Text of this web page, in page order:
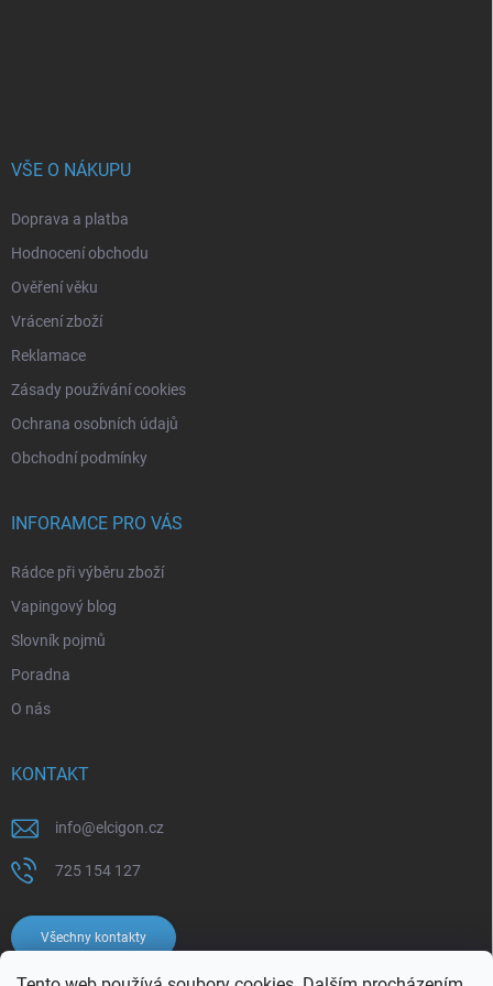
VŠE O NÁKUPU
Doprava a platba
Hodnocení obchodu
Ověření věku
Vrácení zboží
Reklamace
Zásady používání cookies
Ochrana osobních údajů
Obchodní podmínky
INFORAMCE PRO VÁS
Rádce při výběru zboží
Vapingový blog
Slovník pojmů
Poradna
O nás
KONTAKT
info@elcigon.cz
725 154 127
Všechny kontakty